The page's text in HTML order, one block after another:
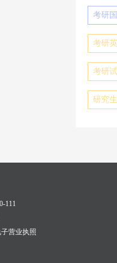
考研
考研
考研
研究
111
营业执照